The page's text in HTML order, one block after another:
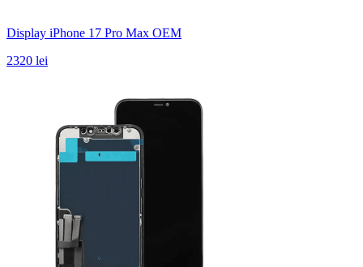
Display iPhone 17 Pro Max OEM
2320 lei